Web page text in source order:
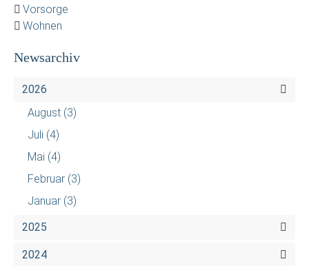
Vorsorge
Wohnen
Newsarchiv
2026
August (3)
Juli (4)
Mai (4)
Februar (3)
Januar (3)
2025
2024